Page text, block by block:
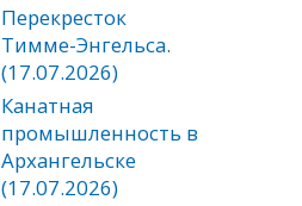
Перекресток
Тимме-Энгельса.
(17.07.2026)
Канатная
промышленность в
Архангельске
(17.07.2026)